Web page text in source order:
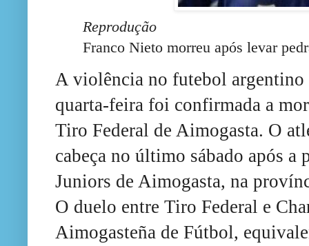
Reprodução
Franco Nieto morreu após levar
A violência no futebol
quarta-feira foi confirmada a
Tiro Federal de Aimogasta. O
cabeça no último sábado após a
Juniors de Aimogasta, na
O duelo entre Tiro Federal e
Aimogasteña de Fútbol,